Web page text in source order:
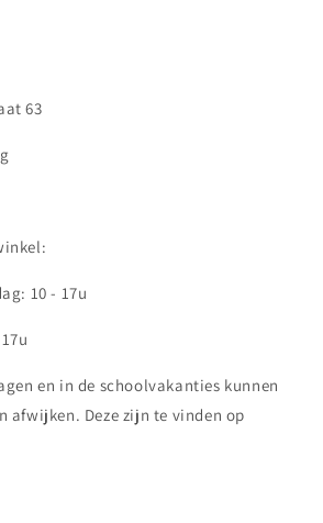
63
10 - 17u
en in de schoolvakanties kunnen
afwijken. Deze zijn te vinden op